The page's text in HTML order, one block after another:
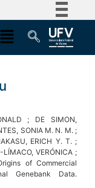
à informação
Canais
; DE SIMON,
SONIA M. N. M. ;
ERICH Y. T. ;
LÍMACO, VERÓNICA ;
of Commercial
Genebank Data.